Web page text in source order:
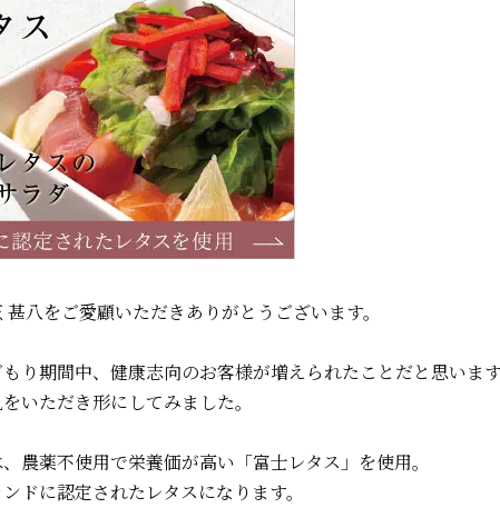
八をご愛顧いただきありがとうございます。
り期間中、健康志向のお客様が増えられたことだと思います
いただき形にしてみました。
農薬不使用で栄養価が高い「富士レタス」を使用。
ドに認定されたレタスになります。